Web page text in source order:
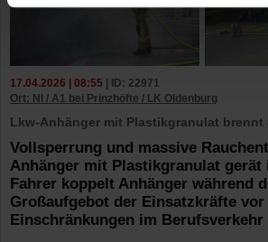
17.04.2026 | 08:55 | ID: 22971
Ort: NI / A1 bei Prinzhöfte / LK Oldenburg
Lkw-Anhänger mit Plastikgranulat brennt
Vollsperrung und massive
Anhänger mit Plastikgranulat gerät
Fahrer koppelt Anhänger während
Großaufgebot der Einsatzkräfte
Einschränkungen im Berufsverkehr